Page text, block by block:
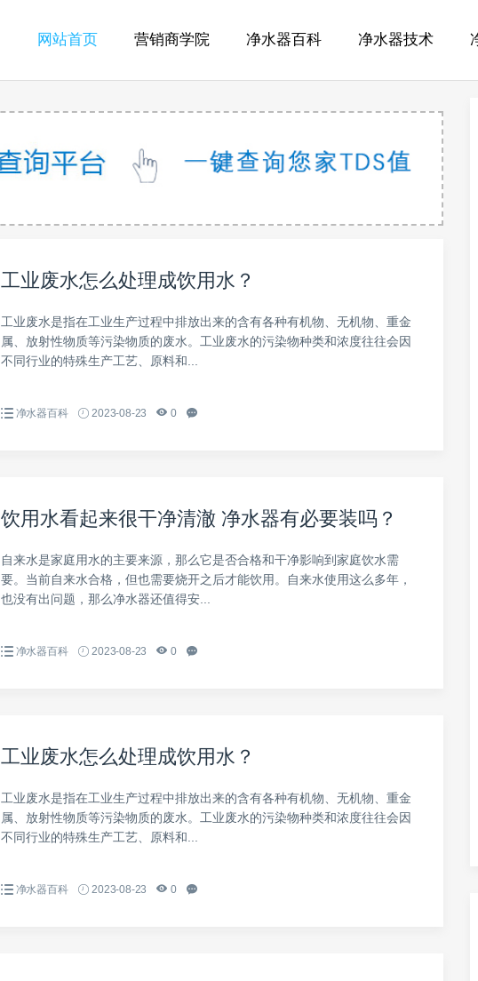
网站首页 营销商学院 净水器百科 净水器技术
工业废水怎么处理成饮用水？
工业废水是指在工业生产过程中排放出来的含有各种有机物、无机物、重金
属、放射性物质等污染物质的废水。工业废水的污染物种类和浓度往往会因
不同行业的特殊生产工艺、原料和...
净水器百科 2023-08-23 0
饮用水看起来很干净清澈 净水器有必要装吗？
自来水是家庭用水的主要来源，那么它是否合格和干净影响到家庭饮水需
要。当前自来水合格，但也需要烧开之后才能饮用。自来水使用这么多年，
也没有出问题，那么净水器还值得安...
净水器百科 2023-08-23 0
工业废水怎么处理成饮用水？
工业废水是指在工业生产过程中排放出来的含有各种有机物、无机物、重金
属、放射性物质等污染物质的废水。工业废水的污染物种类和浓度往往会因
不同行业的特殊生产工艺、原料和...
净水器百科 2023-08-23 0